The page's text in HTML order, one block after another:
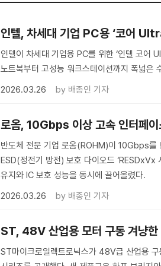
인텔, 차세대 기업 PC용 ‘코어
인텔이 차세대 기업용 PC를 위한 ‘인텔 코어
노트북부터 고성능 워크스테이션까지 폭넓은
2026.03.26
by 배종인 기자
로옴, 10Gbps 이상 고속 인터페이
반도체 전문 기업 로옴(ROHM)이 10Gbps를
ESD(정전기 방전) 보호 다이오드 ‘RESDxVx
유지와 IC 보호 성능을 동시에 끌어올렸다.
2026.03.26
by 배종인 기자
ST, 48V 산업용 모터 구동 겨냥
ST마이크로일렉트로닉스가 48V급 산업용